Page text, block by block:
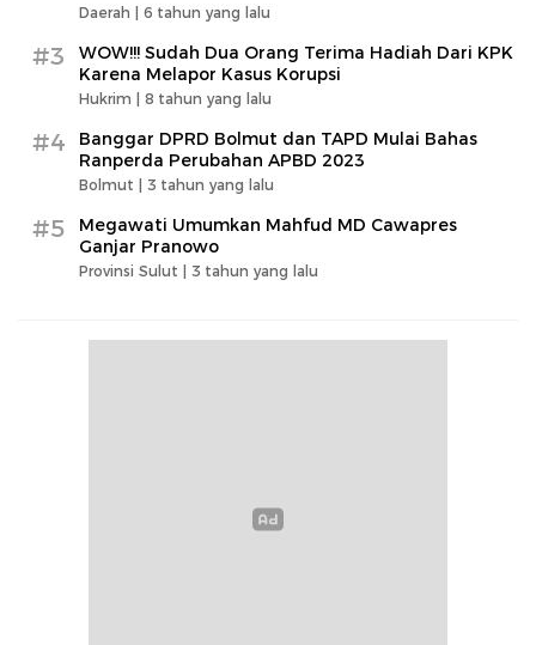
Daerah | 6 tahun yang lalu
#3
WOW!!! Sudah Dua Orang Terima Hadiah Dari KPK
Karena Melapor Kasus Korupsi
Hukrim | 8 tahun yang lalu
#4
Banggar DPRD Bolmut dan TAPD Mulai Bahas
Ranperda Perubahan APBD 2023
Bolmut | 3 tahun yang lalu
#5
Megawati Umumkan Mahfud MD Cawapres
Ganjar Pranowo
Provinsi Sulut | 3 tahun yang lalu